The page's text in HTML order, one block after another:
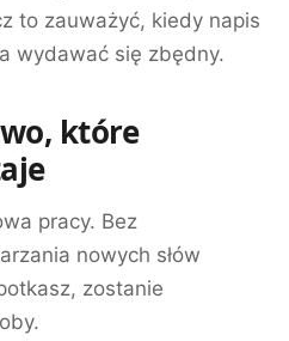
to zauważyć, kiedy napis
wydawać się zbędny.
które
pracy. Bez
nowych słów
zostanie